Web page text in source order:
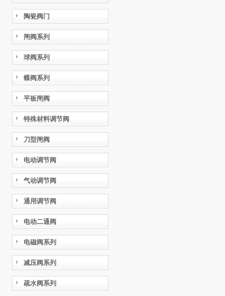
陶瓷阀门
闸阀系列
球阀系列
蝶阀系列
平板闸阀
特殊材料调节阀
刀型闸阀
电动调节阀
气动调节阀
通用调节阀
电动二通阀
电磁阀系列
减压阀系列
疏水阀系列